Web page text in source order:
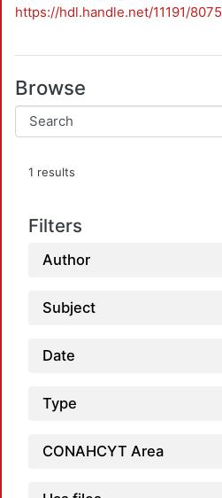
https://hdl.handle.net/11191/8075
Browse
1 results
Filters
Author
Subject
Date
Type
CONAHCYT Area